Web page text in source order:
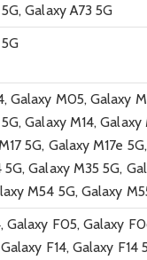
Galaxy A73 5G
Galaxy M05, Galaxy
Galaxy M14,
5G, Galaxy M17e
Galaxy M35 5G,
M54 5G, Galaxy
Galaxy F05, Galaxy
F14, Galaxy F14